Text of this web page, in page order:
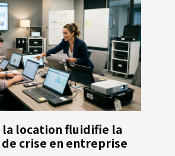
la location fluidifie la
crise en entreprise